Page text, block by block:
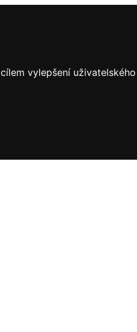
vylepšení